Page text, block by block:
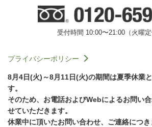
受付時間 10:00〜21:00（火曜定
プライバシーポリシー
8月4日(火)～8月11日(火)の期間は夏季休業
す。
そのため、お電話およびWebによるお問い
せていただきます。
休業中に頂いたお問い合わせ、ご連絡につ